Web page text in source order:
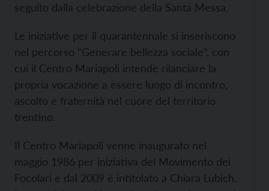
seguito dalla celebrazione della Santa Messa.
Le iniziative per il quarantennale si inseriscono
nel percorso “Generare bellezza sociale”, con
cui il Centro Mariapoli intende rilanciare la
propria vocazione a essere luogo di incontro,
ascolto e fraternità nel cuore del territorio
trentino.
Il Centro Mariapoli venne inaugurato nel
maggio 1986 per iniziativa del Movimento dei
Focolari e dal 2009 è intitolato a Chiara Lubich.